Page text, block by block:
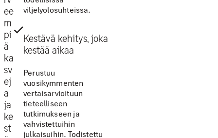
ee
m
pi
ä
ka
sv
ej
a
ja
ke
st
viljelyolosuhteissa.
Kestävä kehitys, joka
kestää aikaa
Perustuu
vuosikymmenten
vertaisarvioituun
tieteelliseen
tutkimukseen ja
vahvistettuihin
julkaisuihin. Todistettu